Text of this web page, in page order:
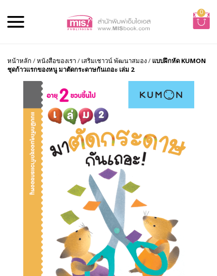
0
หน้าหลัก /หนังสือของเรา / เสริมเชาวน์ พัฒนาสมอง/ แบบฝึกหัด KUMON
ชุดก้าวแรกของหนู มาตัดกระดาษกันเถอะ เล่ม 2